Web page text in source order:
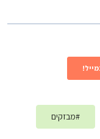
#מבזקים